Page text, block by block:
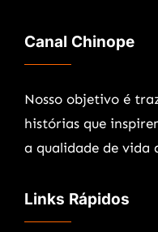
Canal Chinope
Nosso objetivo é
histórias que
a qualidade de vida
Links Rápidos